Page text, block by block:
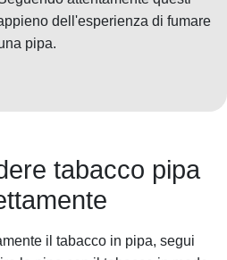
dell'esperienza di fumare
pipa.
tabacco pipa
il tabacco in pipa, segui